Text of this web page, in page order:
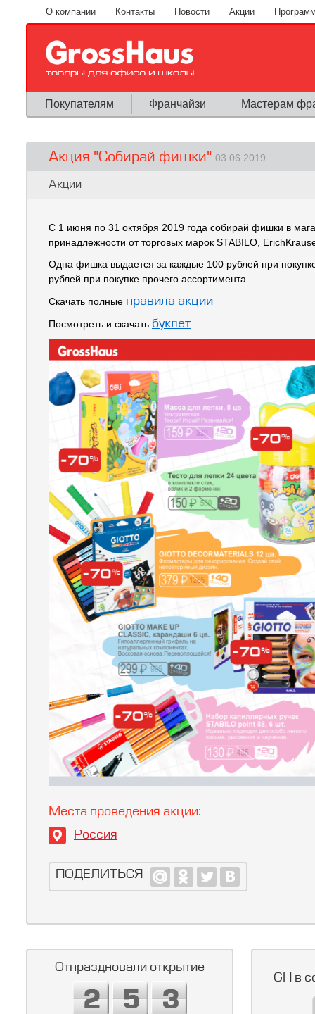
Перейти к основному содержанию
О компании Контакты Новости Акции
Покупателям Франчайзи Мастерам
Акция "Собирай фишки" 03.06.2019
Вы здесь
Акции
С 1 июня по 31 октября 2019 года собирай фишки в
принадлежности от торговых марок STABILO,
Одна фишка выдается за каждые 100 рублей при
рублей при покупке прочего ассортимента.
Скачать полные правила акции
Посмотреть и скачать буклет
Места проведения акции:
Россия
ПОДЕЛИТЬСЯ
Отпраздновали открытие
GH в